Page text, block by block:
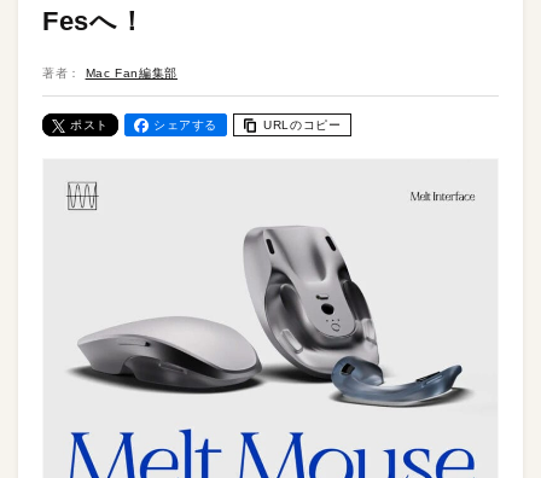
Fesへ！
著者： Mac Fan編集部
ポスト シェアする URLのコピー